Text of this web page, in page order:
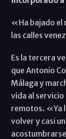
«Ha bajado el
las calles
Es la tercera
que Antonio
Málaga y
vida al servicio
remotos. «Ya
volver y casi